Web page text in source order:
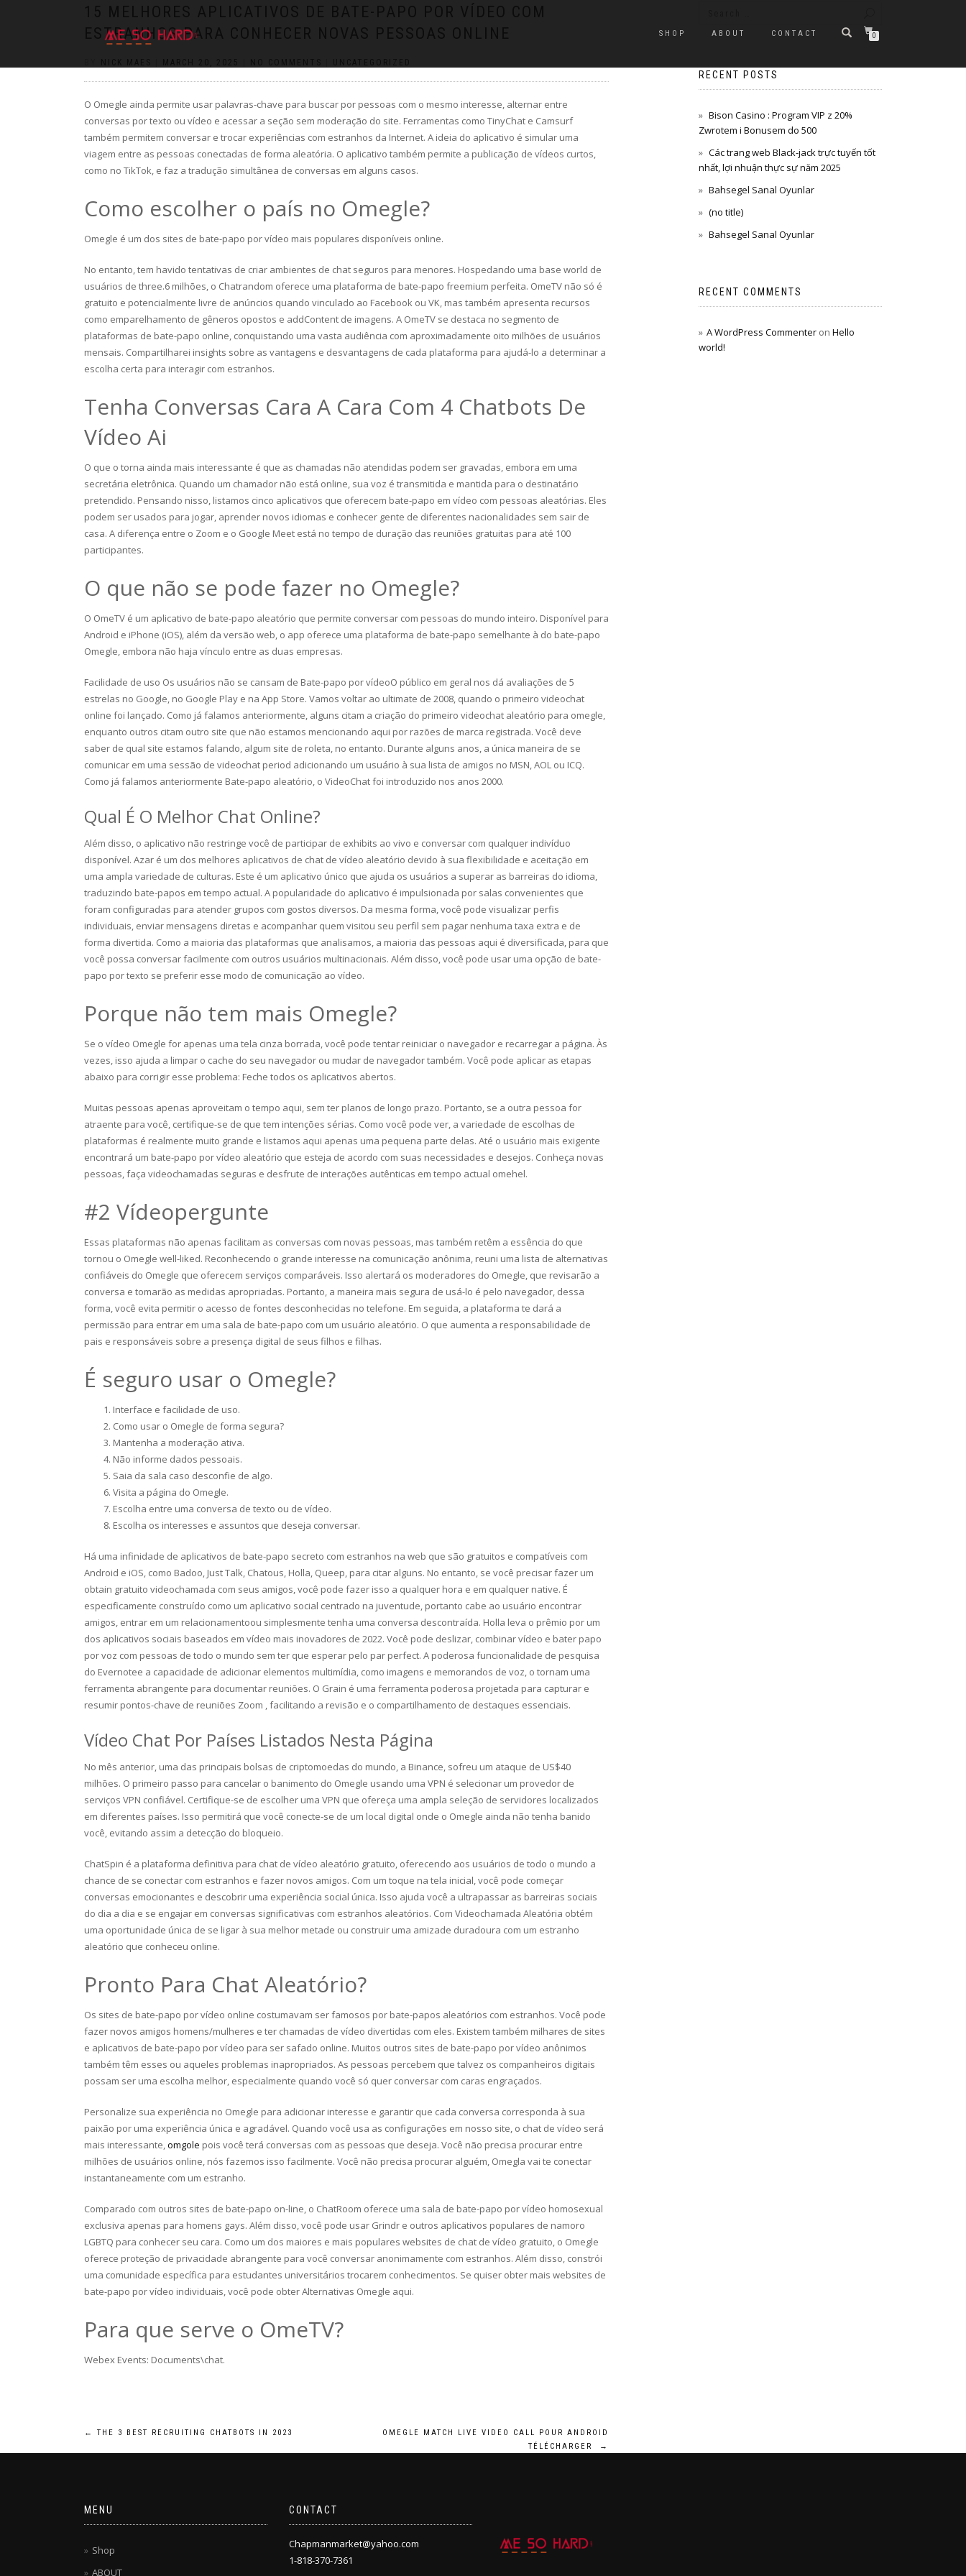
SHOP ABOUT CONTACT 0
ESTRANHOS PARA CONHECER NOVAS PESSOAS ONLINE
O Omegle ainda permite usar palavras-chave para buscar por pessoas com o mesmo interesse, alternar entre
conversas por texto ou vídeo e acessar a seção sem moderação do site. Ferramentas como TinyChat e Camsurf
também permitem conversar e trocar experiências com estranhos da Internet. A ideia do aplicativo é simular uma
viagem entre as pessoas conectadas de forma aleatória. O aplicativo também permite a publicação de vídeos curtos,
como no TikTok, e faz a tradução simultânea de conversas em alguns casos.
Como escolher o país no Omegle?
Omegle é um dos sites de bate-papo por vídeo mais populares disponíveis online.
No entanto, tem havido tentativas de criar ambientes de chat seguros para menores. Hospedando uma base world de
usuários de three.6 milhões, o Chatrandom oferece uma plataforma de bate-papo freemium perfeita. OmeTV não só é
gratuito e potencialmente livre de anúncios quando vinculado ao Facebook ou VK, mas também apresenta recursos
como emparelhamento de gêneros opostos e addContent de imagens. A OmeTV se destaca no segmento de
plataformas de bate-papo online, conquistando uma vasta audiência com aproximadamente oito milhões de usuários
mensais. Compartilharei insights sobre as vantagens e desvantagens de cada plataforma para ajudá-lo a determinar a
escolha certa para interagir com estranhos.
Tenha Conversas Cara A Cara Com 4 Chatbots De
Vídeo Ai
O que o torna ainda mais interessante é que as chamadas não atendidas podem ser gravadas, embora em uma
secretária eletrônica. Quando um chamador não está online, sua voz é transmitida e mantida para o destinatário
pretendido. Pensando nisso, listamos cinco aplicativos que oferecem bate-papo em vídeo com pessoas aleatórias. Eles
podem ser usados para jogar, aprender novos idiomas e conhecer gente de diferentes nacionalidades sem sair de
casa. A diferença entre o Zoom e o Google Meet está no tempo de duração das reuniões gratuitas para até 100
participantes.
O que não se pode fazer no Omegle?
O OmeTV é um aplicativo de bate-papo aleatório que permite conversar com pessoas do mundo inteiro. Disponível para
Android e iPhone (iOS), além da versão web, o app oferece uma plataforma de bate-papo semelhante à do bate-papo
Omegle, embora não haja vínculo entre as duas empresas.
Facilidade de uso Os usuários não se cansam de Bate-papo por vídeoO público em geral nos dá avaliações de 5
estrelas no Google, no Google Play e na App Store. Vamos voltar ao ultimate de 2008, quando o primeiro videochat
online foi lançado. Como já falamos anteriormente, alguns citam a criação do primeiro videochat aleatório para omegle,
enquanto outros citam outro site que não estamos mencionando aqui por razões de marca registrada. Você deve
saber de qual site estamos falando, algum site de roleta, no entanto. Durante alguns anos, a única maneira de se
comunicar em uma sessão de videochat period adicionando um usuário à sua lista de amigos no MSN, AOL ou ICQ.
Como já falamos anteriormente Bate-papo aleatório, o VideoChat foi introduzido nos anos 2000.
Qual É O Melhor Chat Online?
Além disso, o aplicativo não restringe você de participar de exhibits ao vivo e conversar com qualquer indivíduo
disponível. Azar é um dos melhores aplicativos de chat de vídeo aleatório devido à sua flexibilidade e aceitação em
uma ampla variedade de culturas. Este é um aplicativo único que ajuda os usuários a superar as barreiras do idioma,
traduzindo bate-papos em tempo actual. A popularidade do aplicativo é impulsionada por salas convenientes que
foram configuradas para atender grupos com gostos diversos. Da mesma forma, você pode visualizar perfis
individuais, enviar mensagens diretas e acompanhar quem visitou seu perfil sem pagar nenhuma taxa extra e de
forma divertida. Como a maioria das plataformas que analisamos, a maioria das pessoas aqui é diversificada, para que
você possa conversar facilmente com outros usuários multinacionais. Além disso, você pode usar uma opção de bate-
papo por texto se preferir esse modo de comunicação ao vídeo.
Porque não tem mais Omegle?
Se o vídeo Omegle for apenas uma tela cinza borrada, você pode tentar reiniciar o navegador e recarregar a página. Às
vezes, isso ajuda a limpar o cache do seu navegador ou mudar de navegador também. Você pode aplicar as etapas
abaixo para corrigir esse problema: Feche todos os aplicativos abertos.
Muitas pessoas apenas aproveitam o tempo aqui, sem ter planos de longo prazo. Portanto, se a outra pessoa for
atraente para você, certifique-se de que tem intenções sérias. Como você pode ver, a variedade de escolhas de
plataformas é realmente muito grande e listamos aqui apenas uma pequena parte delas. Até o usuário mais exigente
encontrará um bate-papo por vídeo aleatório que esteja de acordo com suas necessidades e desejos. Conheça novas
pessoas, faça videochamadas seguras e desfrute de interações autênticas em tempo actual omehel.
#2 Vídeopergunte
Essas plataformas não apenas facilitam as conversas com novas pessoas, mas também retêm a essência do que
tornou o Omegle well-liked. Reconhecendo o grande interesse na comunicação anônima, reuni uma lista de alternativas
confiáveis ​​do Omegle que oferecem serviços comparáveis. Isso alertará os moderadores do Omegle, que revisarão a
conversa e tomarão as medidas apropriadas. Portanto, a maneira mais segura de usá-lo é pelo navegador, dessa
forma, você evita permitir o acesso de fontes desconhecidas no telefone. Em seguida, a plataforma te dará a
permissão para entrar em uma sala de bate-papo com um usuário aleatório. O que aumenta a responsabilidade de
pais e responsáveis sobre a presença digital de seus filhos e filhas.
É seguro usar o Omegle?
Interface e facilidade de uso.
Como usar o Omegle de forma segura?
Mantenha a moderação ativa.
Não informe dados pessoais.
Saia da sala caso desconfie de algo.
Visita a página do Omegle.
Escolha entre uma conversa de texto ou de vídeo.
Escolha os interesses e assuntos que deseja conversar.
Há uma infinidade de aplicativos de bate-papo secreto com estranhos na web que são gratuitos e compatíveis com
Android e iOS, como Badoo, Just Talk, Chatous, Holla, Queep, para citar alguns. No entanto, se você precisar fazer um
obtain gratuito videochamada com seus amigos, você pode fazer isso a qualquer hora e em qualquer native. É
especificamente construído como um aplicativo social centrado na juventude, portanto cabe ao usuário encontrar
amigos, entrar em um relacionamentoou simplesmente tenha uma conversa descontraída. Holla leva o prêmio por um
dos aplicativos sociais baseados em vídeo mais inovadores de 2022. Você pode deslizar, combinar vídeo e bater papo
por voz com pessoas de todo o mundo sem ter que esperar pelo par perfect. A poderosa funcionalidade de pesquisa
do Evernotee a capacidade de adicionar elementos multimídia, como imagens e memorandos de voz, o tornam uma
ferramenta abrangente para documentar reuniões. O Grain é uma ferramenta poderosa projetada para capturar e
resumir pontos-chave de reuniões Zoom , facilitando a revisão e o compartilhamento de destaques essenciais.
Vídeo Chat Por Países Listados Nesta Página
No mês anterior, uma das principais bolsas de criptomoedas do mundo, a Binance, sofreu um ataque de US$40
milhões. O primeiro passo para cancelar o banimento do Omegle usando uma VPN é selecionar⁤ um provedor de
serviços VPN confiável. Certifique-se de escolher uma VPN⁤ que ofereça uma ampla seleção de servidores localizados
em diferentes países. Isso permitirá que você conecte-se de um local digital onde o Omegle ainda não tenha banido
você, evitando assim a detecção do bloqueio.
ChatSpin é a plataforma definitiva para chat de vídeo aleatório gratuito, oferecendo aos usuários de todo o mundo a
chance de se conectar com estranhos e fazer novos amigos. Com um toque na tela inicial, você pode começar
conversas emocionantes e descobrir uma experiência social única. Isso ajuda você a ultrapassar as barreiras sociais
do dia a dia e se engajar em conversas significativas com estranhos aleatórios. Com Videochamada Aleatória obtém
uma oportunidade única de se ligar à sua melhor metade ou construir uma amizade duradoura com um estranho
aleatório que conheceu online.
Pronto Para Chat Aleatório?
Os sites de bate-papo por vídeo online costumavam ser famosos por bate-papos aleatórios com estranhos. Você pode
fazer novos amigos homens/mulheres e ter chamadas de vídeo divertidas com eles. Existem também milhares de sites
e aplicativos de bate-papo por vídeo para ser safado online. Muitos outros sites de bate-papo por vídeo anônimos
também têm esses ou aqueles problemas inapropriados. As pessoas percebem que talvez os companheiros digitais
possam ser uma escolha melhor, especialmente quando você só quer conversar com caras engraçados.
Personalize sua experiência no Omegle para adicionar interesse e garantir que cada conversa corresponda à sua
paixão por uma experiência única e agradável. Quando você usa as configurações em nosso site, o chat de vídeo será
mais interessante,omgole pois você terá conversas com as pessoas que deseja. Você não precisa procurar entre
milhões de usuários online, nós fazemos isso facilmente. Você não precisa procurar alguém, Omegla vai te conectar
instantaneamente com um estranho.
Comparado com outros sites de bate-papo on-line, o ChatRoom oferece uma sala de bate-papo por vídeo homosexual
exclusiva apenas para homens gays. Além disso, você pode usar Grindr e outros aplicativos populares de namoro
LGBTQ para conhecer seu cara. Como um dos maiores e mais populares websites de chat de vídeo gratuito, o Omegle
oferece proteção de privacidade abrangente para você conversar anonimamente com estranhos. Além disso, constrói
uma comunidade específica para estudantes universitários trocarem conhecimentos. Se quiser obter mais websites de
bate-papo por vídeo individuais, você pode obter Alternativas Omegle aqui.
Para que serve o OmeTV?
Webex Events: Documents\chat.
Post
← THE 3 BEST RECRUITING CHATBOTS IN 2023
OMEGLE MATCH LIVE VIDEO CALL POUR ANDROID
TÉLÉCHARGER
→
RECENT POSTS
Bison Casino : Program VIP z 20%
Zwrotem i Bonusem do 500
Các trang web Black-jack trực tuyến tốt
nhất, lợi nhuận thực sự năm 2025
Bahsegel Sanal Oyunlar
(no title)
Bahsegel Sanal Oyunlar
RECENT COMMENTS
A WordPress Commenter on Hello
world!
MENU
Shop
ABOUT
CONTACT
Chapmanmarket@yahoo.com
1-818-370-7361